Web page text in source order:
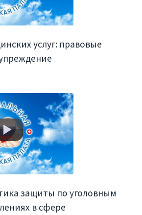
услуг: правовые
защиты по уголовным
в сфере